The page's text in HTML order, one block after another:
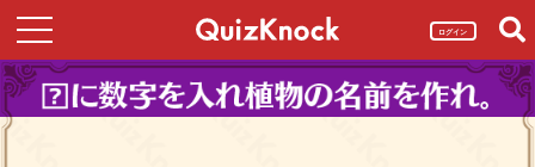
ログイン